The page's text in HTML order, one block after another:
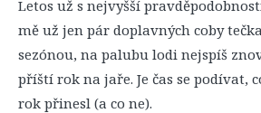
Letos už s nejvyšší
mě už jen pár doplavných coby
sezónou, na palubu lodi nejspíš
příští rok na jaře. Je čas se podívat,
rok přinesl (a co ne).